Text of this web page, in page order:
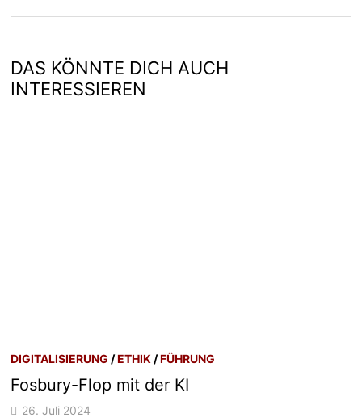
DAS KÖNNTE DICH AUCH
INTERESSIEREN
DIGITALISIERUNG /ETHIK /FÜHRUNG
Fosbury-Flop mit der KI
26. Juli 2024